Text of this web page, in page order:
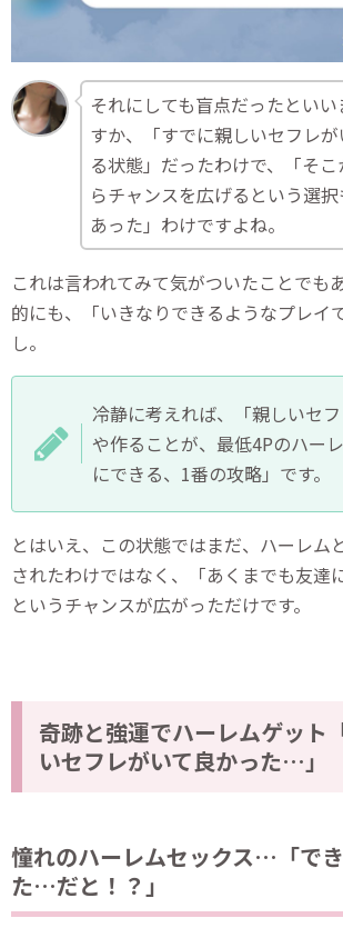
それにしても盲点だったといい
すか、「すでに親しいセフレが
る状態」だったわけで、「そこ
らチャンスを広げるという選択
あった」わけですよね。
これは言われてみて気がついたことでも
的にも、「いきなりできるようなプレイ
し。
冷静に考えれば、「親しいセ
や作ることが、最低4Pのハー
にできる、1番の攻略」です。
とはいえ、この状態ではまだ、ハーレム
されたわけではなく、「あくまでも友達
というチャンスが広がっただけです。
奇跡と強運でハーレムゲット
いセフレがいて良かった…」
憧れのハーレムセックス…「で
た…だと！？」